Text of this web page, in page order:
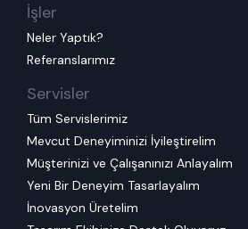
İşler
Neler Yaptık?
Referanslarımız
Servisler
Tüm Servislerimiz
Mevcut Deneyiminizi İyileştirelim
Müşterinizi ve Çalışanınızı Anlayalım
Yeni Bir Deneyim Tasarlayalım
İnovasyon Üretelim